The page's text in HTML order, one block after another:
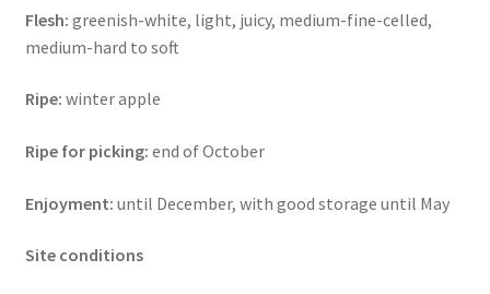
Flesh: greenish-white, light, juicy, medium-fine-celled,
medium-hard to soft
Ripe: winter apple
Ripe for picking: end of October
Enjoyment: until December, with good storage until May
Site conditions